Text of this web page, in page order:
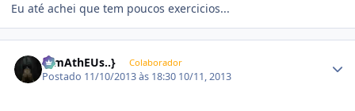
Eu até achei que tem poucos exercicios...
{..mAthEUs..} Colaborador
Postado 11/10/2013 às 18:30 10/11, 2013